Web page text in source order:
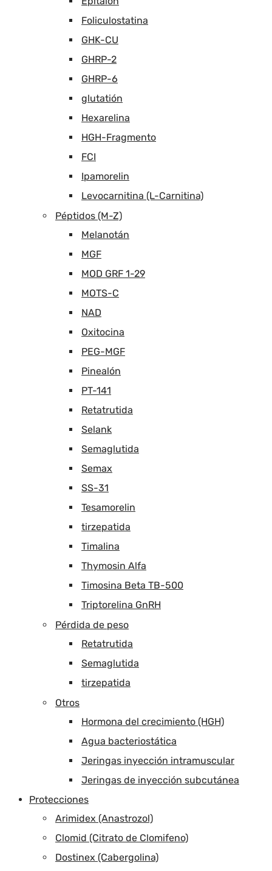
Foliculostatina
GHK-CU
GHRP-2
GHRP-6
glutatión
Hexarelina
HGH-Fragmento
FCI
Ipamorelin
Levocarnitina (L-Carnitina)
Péptidos (M-Z)
Melanotán
MGF
MOD GRF 1-29
MOTS-C
NAD
Oxitocina
PEG-MGF
Pinealón
PT-141
Retatrutida
Selank
Semaglutida
Semax
SS-31
Tesamorelin
tirzepatida
Timalina
Thymosin Alfa
Timosina Beta TB-500
Triptorelina GnRH
Pérdida de peso
Retatrutida
Semaglutida
tirzepatida
Otros
Hormona del crecimiento (HGH)
Agua bacteriostática
Jeringas inyección intramuscular
Jeringas de inyección subcutánea
Protecciones
Arimidex (Anastrozol)
Clomid (Citrato de Clomifeno)
Dostinex (Cabergolina)